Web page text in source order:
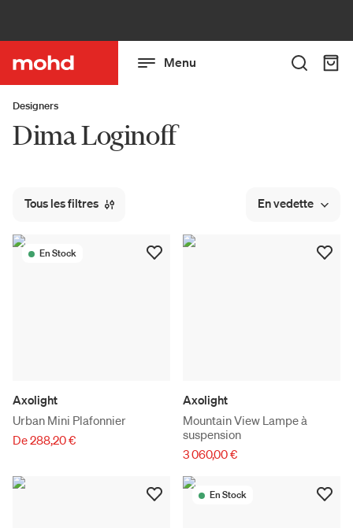
Menu
Designers
Dima Loginoff
Tous les filtres En vedette
En Stock
Axolight
Urban Mini Plafonnier
De 288,20 €
Axolight
Mountain View Lampe à
suspension
3 060,00 €
En Stock